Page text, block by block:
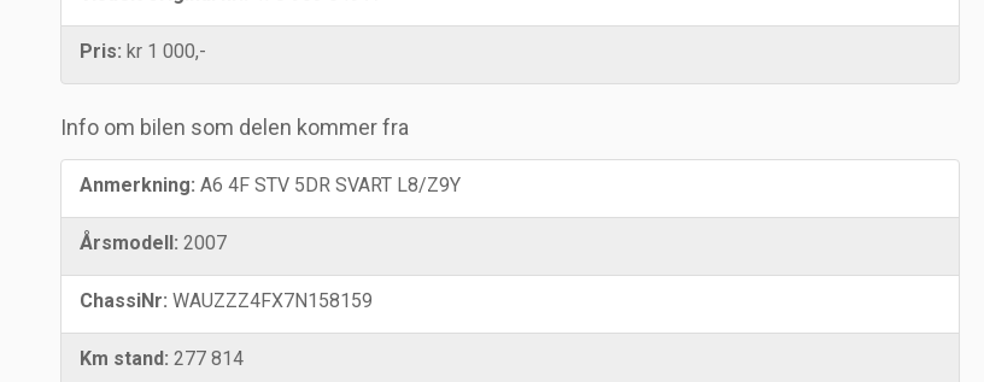
Pris: kr 1 000,-
Info om bilen som delen kommer fra
Anmerkning: A6 4F STV 5DR SVART L8/Z9Y
Årsmodell: 2007
ChassiNr: WAUZZZ4FX7N158159
Km stand: 277 814